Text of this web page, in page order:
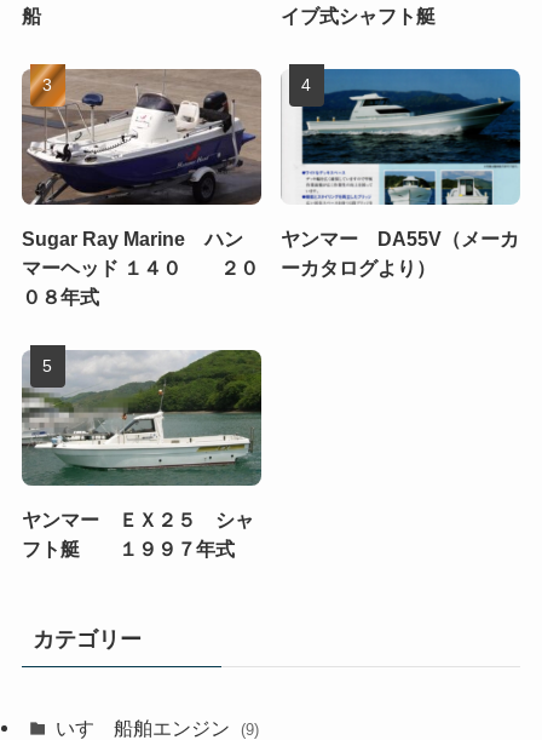
船
イブ式シャフト艇
Sugar Ray Marine ハン
マーヘッド １４０ ２０
０８年式
ヤンマー DA55V（メーカ
ーカタログより）
ヤンマー ＥＸ２５ シャ
フト艇 １９９７年式
カテゴリー
いすゞ船舶エンジン (9)